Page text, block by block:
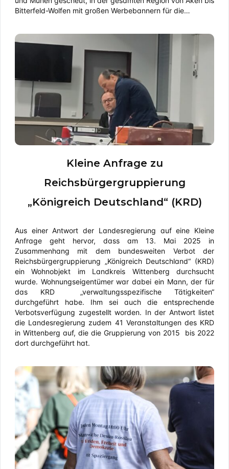
Bitterfeld-Wolfen mit großen Werbebannern für die…
Kleine Anfrage zu
Reichsbürgergruppierung
„Königreich Deutschland“ (KRD)
Aus einer Antwort der Landesregierung auf eine Kleine
Anfrage geht hervor, dass am 13. Mai 2025 in
Zusammenhang mit dem bundesweiten Verbot der
Reichsbürgergruppierung „Königreich Deutschland“ (KRD)
ein Wohnobjekt im Landkreis Wittenberg durchsucht
wurde. Wohnungseigentümer war dabei ein Mann, der für
das KRD „verwaltungsspezifische Tätigkeiten“
durchgeführt habe. Ihm sei auch die entsprechende
Verbotsverfügung zugestellt worden. In der Antwort listet
die Landesregierung zudem 41 Veranstaltungen des KRD
in Wittenberg auf, die die Gruppierung von 2015 bis 2022
dort durchgeführt hat.